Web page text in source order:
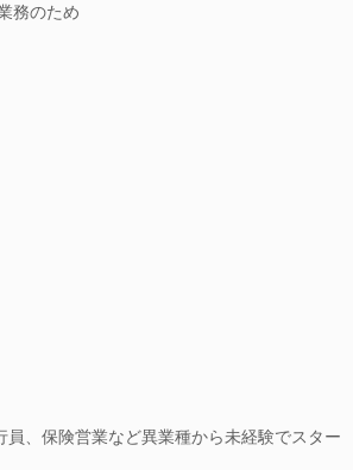
務のため
、保険営業など異業種から未経験でスター